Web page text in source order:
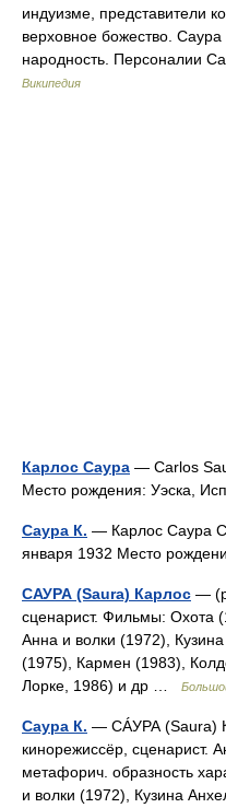
индуизме, представители
верховное божество.
народность. Персоналии
Википедия
Карлос Саура — Carlos
Место рождения: Уэска,
Саура К. — Карлос Саура
января 1932 Место
САУРА (Saura) Карлос —
сценарист. Фильмы: Охота
Анна и волки (1972),
(1975), Кармен (1983),
Лорке, 1986) и др …
Саура К. — СÁУРА (Saura)
кинорежиссёр, сценарист.
метафорич. образность
и волки (1972), Кузина